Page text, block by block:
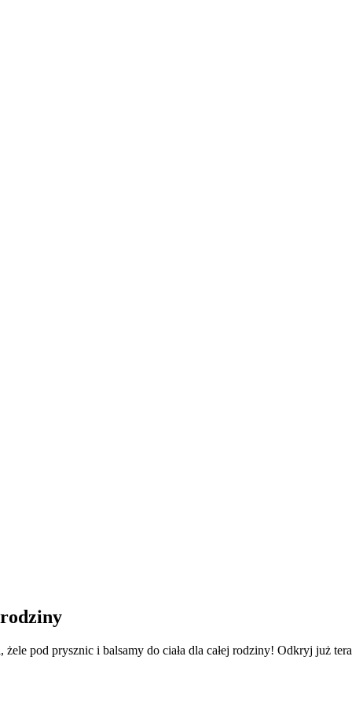
żele pod prysznic i balsamy do ciała dla całej rodziny! Odkryj już